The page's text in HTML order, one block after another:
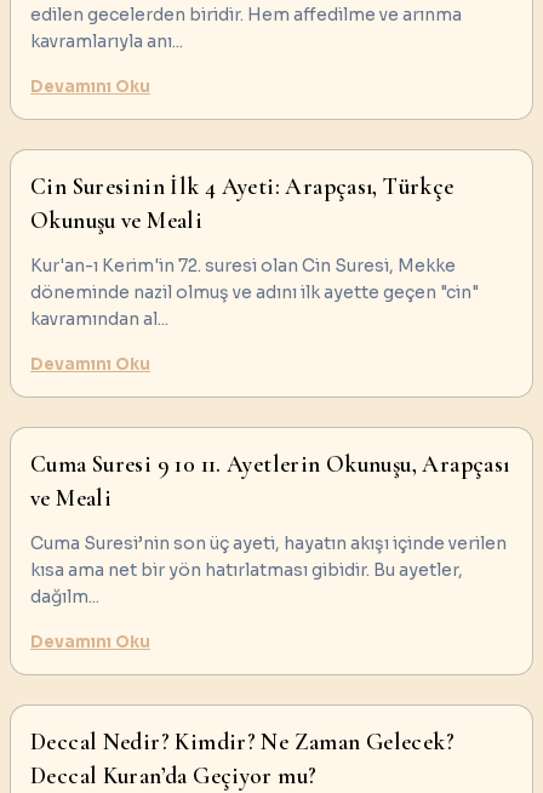
edilen gecelerden biridir. Hem affedilme ve arınma
kavramlarıyla anı...
Devamını Oku
Cin Suresinin İlk 4 Ayeti: Arapçası, Türkçe
Okunuşu ve Meali
Kur'an-ı Kerim'in 72. suresi olan Cin Suresi, Mekke
döneminde nazil olmuş ve adını ilk ayette geçen "cin"
kavramından al...
Devamını Oku
Cuma Suresi 9 10 11. Ayetlerin Okunuşu, Arapçası
ve Meali
Cuma Suresi’nin son üç ayeti, hayatın akışı içinde verilen
kısa ama net bir yön hatırlatması gibidir. Bu ayetler,
dağılm...
Devamını Oku
Deccal Nedir? Kimdir? Ne Zaman Gelecek?
Deccal Kuran’da Geçiyor mu?